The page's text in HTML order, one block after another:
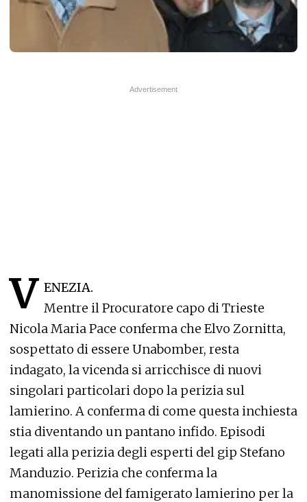
V ENEZIA.
Mentre il Procuratore capo di Trieste
Nicola Maria Pace conferma che Elvo Zornitta,
sospettato di essere Unabomber, resta
indagato, la vicenda si arricchisce di nuovi
singolari particolari dopo la perizia sul
lamierino. A conferma di come questa inchiesta
stia diventando un pantano infido. Episodi
legati alla perizia degli esperti del gip Stefano
Manduzio. Perizia che conferma la
manomissione del famigerato lamierino per la